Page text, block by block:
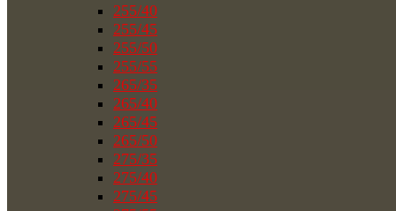
255/40
255/45
255/50
255/55
265/35
265/40
265/45
265/50
275/35
275/40
275/45